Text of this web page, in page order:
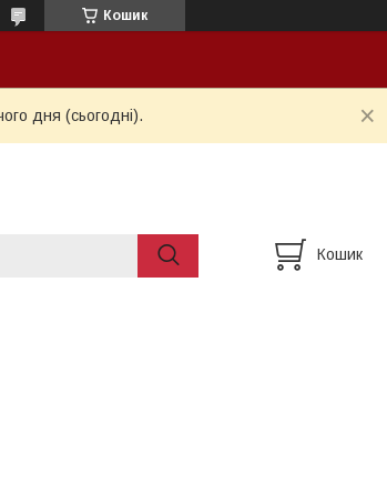
Кошик
дня (сьогодні).
Кошик